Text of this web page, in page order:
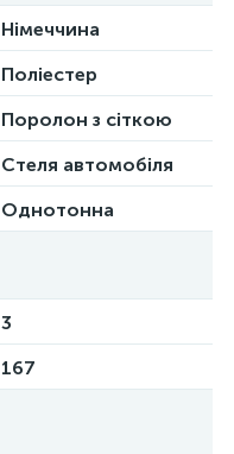
Німеччина
Поліестер
Поролон з сіткою
Стеля автомобіля
Однотонна
3
167